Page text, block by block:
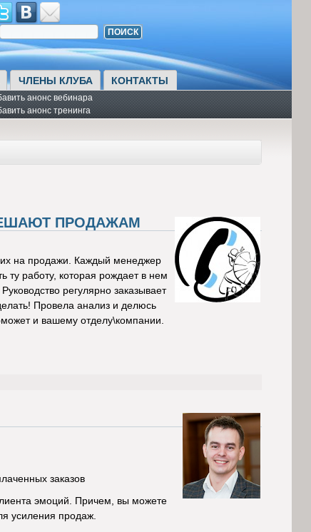
ЧЛЕНЫ КЛУБА КОНТАКТЫ
анонс вебинара
анонс тренинга
ПРОДАЖАМ
на продажи. Каждый менеджер
ту работу, которая рождает в нем
регулярно заказывает
Провела анализ и делюсь
и вашему отделу\компании.
заказов
эмоций. Причем, вы можете
усиления продаж.